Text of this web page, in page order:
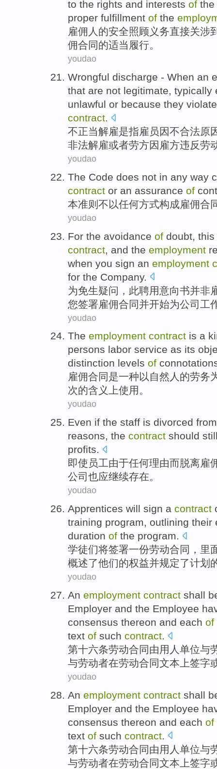
to the rights and interests of
proper fulfillment of the
雇佣 人 的安全照顾 义务直接关涉
佣合同的适当 履行。
youdao
Wrongful discharge - When an
that are not legitimate, typically
unlawful or because they violate
contract.
不正当解雇是指雇员 因不合法原
非法解雇或者劳方因 雇方违反劳
youdao
The Code does not in any way
contract or an assurance of
本准则 不以任何方式构成雇佣合
youdao
For the avoidance of doubt this
contract and the employment
when you sign an employment
for the Company.
为免生疑问 ， 此聘用意向书并非
您签署雇佣合同并开始为公司工
youdao
The employment contract is a
persons labor service as its
distinction levels of
雇佣合同是一种以 自然人 的劳务
次的含义上使用 。
youdao
Even if the staff is divorced from
reasons, the contract should
profits.
即使 员工由于任何理由而脱离雇
公司也应继续存在。
youdao
Apprentices will sign a contract
training program, outlining their
duration of the program.
学徒们将签署一份劳动合同 ， 里
概述了他们的权益并规定了计划
youdao
An employment contract shall
Employer and the Employee
consensus thereon and each of
text of such contract.
第十六条劳动合同由用人 单位与
与劳动者在劳动合同文本 上签字
youdao
An employment contract shall
Employer and the Employee
consensus thereon and each of
text of such contract
第十六条劳动合同由 用人 单位与
与劳动者在劳动合同文本 上签字